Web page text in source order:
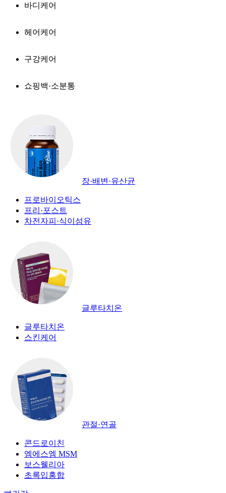
바디케어
헤어케어
구강케어
쇼핑백·소분통
장·배변·유산균
프로바이오틱스
프리·포스트
차전자피·식이섬유
글루타치온
글루타치온
스킨케어
관절·연골
콘드로이친
엠에스엠 MSM
보스웰리아
초록입홍합